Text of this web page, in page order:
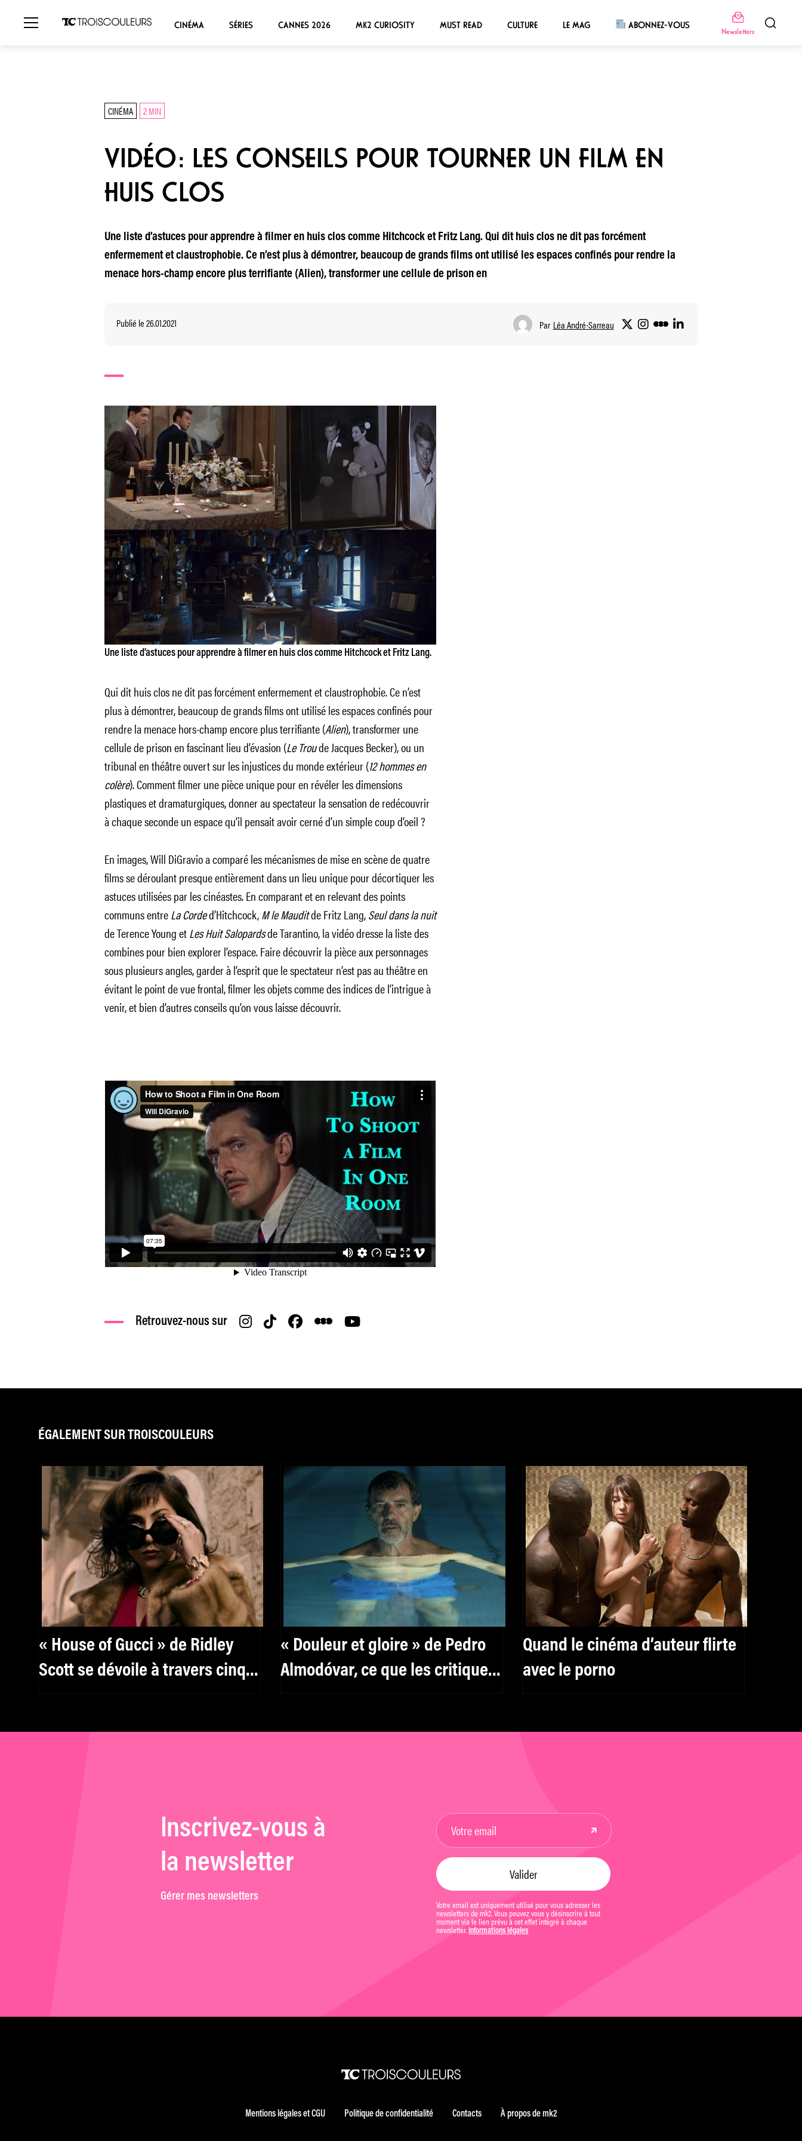
CINÉMA SÉRIES CANNES 2026 MK2 CURIOSITY MUST READ CULTURE LE MAG ABONNEZ-VOUS
Newsletters
CINÉMA 2 MIN
VIDÉO: LES CONSEILS POUR TOURNER UN FILM EN
HUIS CLOS
Une liste d’astuces pour apprendre à filmer en huis clos comme Hitchcock et Fritz Lang. Qui dit huis clos ne dit pas forcément
enfermement et claustrophobie. Ce n’est plus à démontrer, beaucoup de grands films ont utilisé les espaces confinés pour rendre la
menace hors-champ encore plus terrifiante (Alien), transformer une cellule de prison en
Publié le 26.01.2021 Par Léa André-Sarreau
Une liste d’astuces pour apprendre à filmer en huis clos comme Hitchcock et Fritz Lang.
Qui dit huis clos ne dit pas forcément enfermement et claustrophobie. Ce n’est
plus à démontrer, beaucoup de grands films ont utilisé les espaces confinés pour
rendre la menace hors-champ encore plus terrifiante (Alien), transformer une
cellule de prison en fascinant lieu d’évasion (Le Troude Jacques Becker), ou un
tribunal en théâtre ouvert sur les injustices du monde extérieur (12 hommes en
colère). Comment filmer une pièce unique pour en révéler les dimensions
plastiques et dramaturgiques, donner au spectateur la sensation de redécouvrir
à chaque seconde un espace qu’il pensait avoir cerné d’un simple coup d’oeil ?
En images, Will DiGravio a comparé les mécanismes de mise en scène de quatre
films se déroulant presque entièrement dans un lieu unique pour décortiquer les
astuces utilisées par les cinéastes. En comparant et en relevant des points
communs entreLa Corded’Hitchcock,M le Mauditde Fritz Lang,Seul dans la nuit
de Terence Young etLes Huit Salopardsde Tarantino, la vidéo dresse la liste des
combines pour bien explorer l’espace. Faire découvrir la pièce aux personnages
sous plusieurs angles, garder à l’esprit que le spectateur n’est pas au théâtre en
évitant le point de vue frontal, filmer les objets comme des indices de l’intrigue à
venir, et bien d’autres conseils qu’on vous laisse découvrir.
Retrouvez-nous sur
ÉGALEMENT SUR TROISCOULEURS
« House of Gucci » de Ridley
Scott se dévoile à travers cinq
« Douleur et gloire » de Pedro
Almodóvar, ce que les critiques
Quand le cinéma d’auteur flirte
avec le porno
Inscrivez-vous à
la newsletter
Gérer mes newsletters
Votre email est uniquement utilisé pour vous adresser les
newsletters de mk2. Vous pouvez vous y désinscrire à tout
moment via le lien prévu à cet effet intégré à chaque
newsletter. Informations légales
Mentions légales et CGU Politique de confidentialité Contacts À propos de mk2